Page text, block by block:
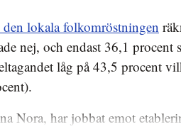
lokala folkomröstningen
nej, och endast 36,1 procent
låg på 43,5 procent
Nora, har jobbat emot